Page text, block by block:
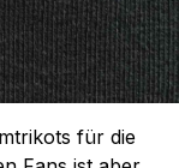
für die